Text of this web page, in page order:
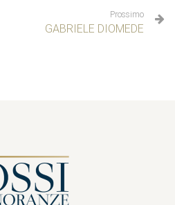
Prossimo
GABRIELE DIOMEDE